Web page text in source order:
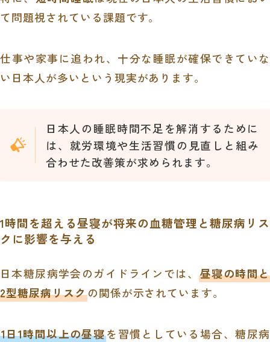
て問題視されている課題です。
仕事や家事に追われ、十分な睡眠が確保できていな
い日本人が多いという現実があります。
日本人の睡眠時間不足を解消するために
は、就労環境や生活習慣の見直しと組み
合わせた改善策が求められます。
1時間を超える昼寝が将来の血糖管理と糖尿病リス
クに影響を与える
日本糖尿病学会のガイドラインでは、 昼寝の時間と
2型糖尿病リスクの関係が示されています。
1日1時間以上の昼寝を習慣としている場合、糖尿病